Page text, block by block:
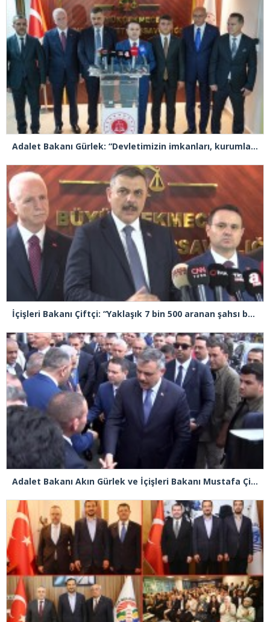
Adalet Bakanı Gürlek: “Devletimizin imkanları, kurumlarımızın tecrübesi ve hukukun kudreti her türlü suç yapılanmasından üstündür”
İçişleri Bakanı Çiftçi: “Yaklaşık 7 bin 500 aranan şahsı bu yılın ilk 7 yılında yakalamış durumdayız”
Adalet Bakanı Akın Gürlek ve İçişleri Bakanı Mustafa Çiftçi Esenyurt’ta